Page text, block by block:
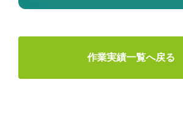
作業実績一覧へ戻る